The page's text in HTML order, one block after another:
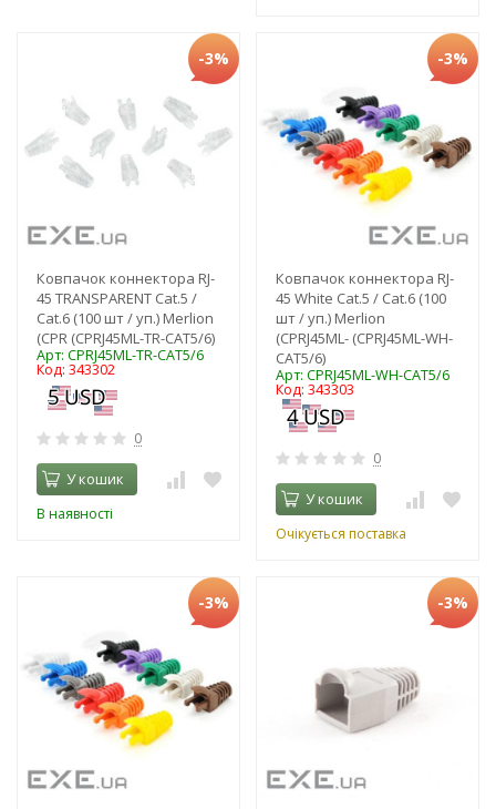
-3%
Ковпачок коннектора RJ-
45 TRANSPARENT Cat.5 /
Cat.6 (100 шт / уп.) Merlion
(CPR (CPRJ45ML-TR-CAT5/6)
Арт: CPRJ45ML-TR-CAT5/6
Код: 343302
0
У кошик
В наявності
-3%
Ковпачок коннектора RJ-
45 White Cat.5 / Cat.6 (100
шт / уп.) Merlion
(CPRJ45ML- (CPRJ45ML-WH-
CAT5/6)
Арт: CPRJ45ML-WH-CAT5/6
Код: 343303
0
У кошик
Очікується поставка
-3% -3%